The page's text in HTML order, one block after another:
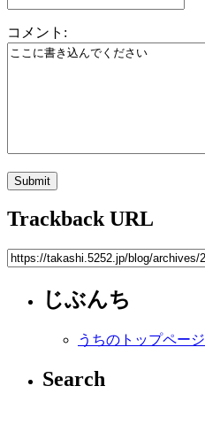
コメント:
Trackback URL
じぶんち
うちのトップページ
Search